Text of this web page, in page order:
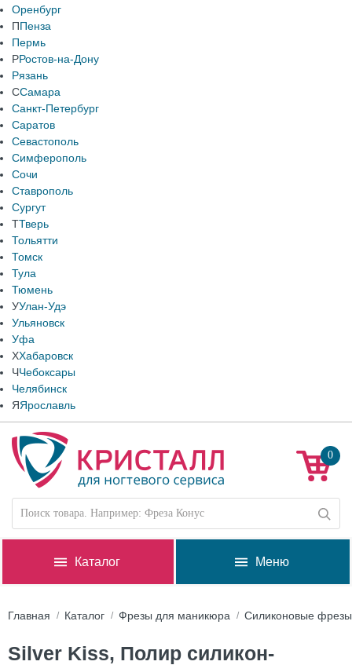
Оренбург
ППенза
Пермь
РРостов-на-Дону
Рязань
ССамара
Санкт-Петербург
Саратов
Севастополь
Симферополь
Сочи
Ставрополь
Сургут
ТТверь
Тольятти
Томск
Тула
Тюмень
УУлан-Удэ
Ульяновск
Уфа
ХХабаровск
ЧЧебоксары
Челябинск
ЯЯрославль
0
Каталог Меню
Главная Каталог Фрезы для маникюра Силиконовые
Silver Kiss, Полир силикон-